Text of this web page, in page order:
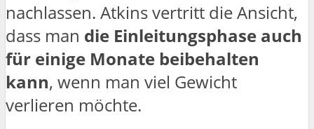
nachlassen. Atkins vertritt die Ansicht,
dass man die Einleitungsphase auch
für einige Monate beibehalten
kann, wenn man viel Gewicht
verlieren möchte.